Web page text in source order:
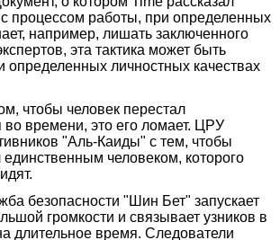
процессом работы, при определенных
например, лишать заключенного
эта тактика может быть
определенных личностных качествах
чтобы человек перестал
во времени, это его ломает. ЦРУ
"Аль-Каиды" с тем, чтобы
человеком, которого
безопасности "Шин Бет" запускает
громкости и связывает узников в
длительное время. Следователи